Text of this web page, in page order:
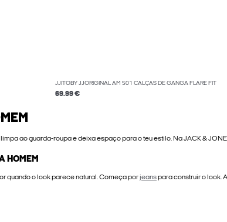
JJITOBY JJORIGINAL AM 501 CALÇAS DE GANGA FLARE FIT
69.99 €
ao guarda-roupa e deixa espaço para o teu estilo. Na JACK &
HOMEM
quando o look parece natural. Começa porjeanspara construir o look.